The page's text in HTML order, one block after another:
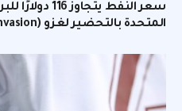
سعر النفط
المتحدة بالتحضير لغزو (invasion).